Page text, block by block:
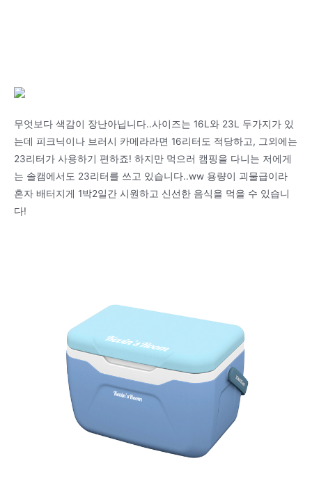
무엇보다 색감이 장난아닙니다..사이즈는 16L와 23L 두가지가 있
는데 피크닉이나 브러시 카메라라면 16리터도 적당하고, 그외에는
23리터가 사용하기 편하죠! 하지만 먹으러 캠핑을 다니는 저에게
는 솔캠에서도 23리터를 쓰고 있습니다..ww 용량이 괴물급이라
혼자 배터지게 1박2일간 시원하고 신선한 음식을 먹을 수 있습니
다!